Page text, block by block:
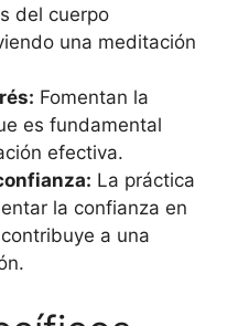
del cuerpo
una meditación
Fomentan la
es fundamental
efectiva.
La práctica
la confianza en
a una